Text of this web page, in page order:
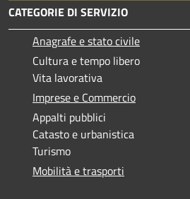
CATEGORIE DI SERVIZIO
Anagrafe e stato civile
Cultura e tempo libero
Vita lavorativa
Imprese e Commercio
Appalti pubblici
Catasto e urbanistica
Turismo
Mobilità e trasporti